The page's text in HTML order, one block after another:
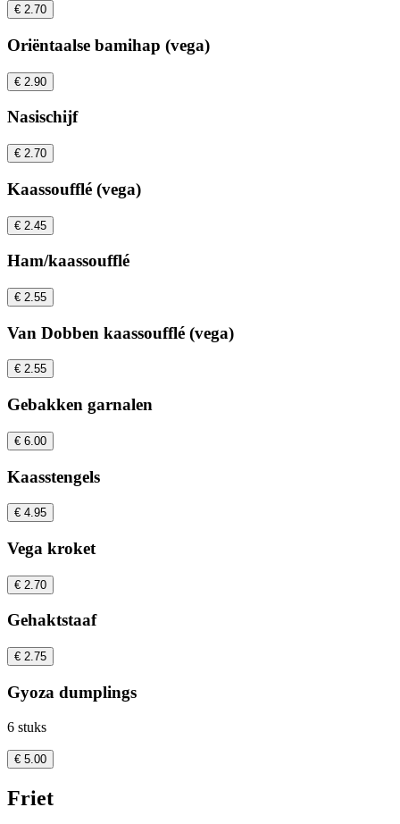
€ 2.70
Oriëntaalse bamihap (vega)
€ 2.90
Nasischijf
€ 2.70
Kaassoufflé (vega)
€ 2.45
Ham/kaassoufflé
€ 2.55
Van Dobben kaassoufflé (vega)
€ 2.55
Gebakken garnalen
€ 6.00
Kaasstengels
€ 4.95
Vega kroket
€ 2.70
Gehaktstaaf
€ 2.75
Gyoza dumplings
6 stuks
€ 5.00
Friet